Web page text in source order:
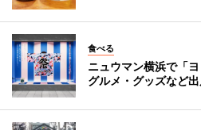
食べる
ニュウマン横浜で「
グルメ・グッズなど